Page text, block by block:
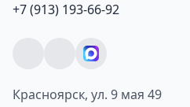
+7 (913) 193-66-92
Красноярск, ул. 9 мая 49